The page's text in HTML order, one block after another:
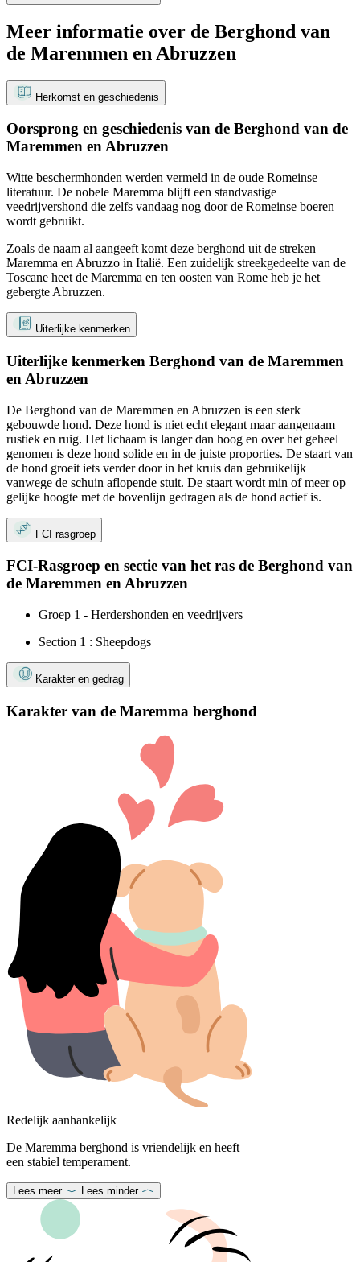
Meer informatie over de Berghond van
de Maremmen en Abruzzen
Herkomst en geschiedenis
Oorsprong en geschiedenis van de Berghond van de
Maremmen en Abruzzen
Witte beschermhonden werden vermeld in de oude Romeinse
literatuur. De nobele Maremma blijft een standvastige
veedrijvershond die zelfs vandaag nog door de Romeinse boeren
wordt gebruikt.
Zoals de naam al aangeeft komt deze berghond uit de streken
Maremma en Abruzzo in Italië. Een zuidelijk streekgedeelte van de
Toscane heet de Maremma en ten oosten van Rome heb je het
gebergte Abruzzen.
Uiterlijke kenmerken
Uiterlijke kenmerken Berghond van de Maremmen
en Abruzzen
De Berghond van de Maremmen en Abruzzen is een sterk
gebouwde hond. Deze hond is niet echt elegant maar aangenaam
rustiek en ruig. Het lichaam is langer dan hoog en over het geheel
genomen is deze hond solide en in de juiste proporties. De staart van
de hond groeit iets verder door in het kruis dan gebruikelijk
vanwege de schuin aflopende stuit. De staart wordt min of meer op
gelijke hoogte met de bovenlijn gedragen als de hond actief is.
FCI rasgroep
FCI-Rasgroep en sectie van het ras de Berghond van
de Maremmen en Abruzzen
Groep 1 - Herdershonden en veedrijvers
Section 1 : Sheepdogs
Karakter en gedrag
Karakter van de Maremma berghond
Redelijk aanhankelijk
De Maremma berghond is vriendelijk en heeft
een stabiel temperament.
Lees meer Lees minder